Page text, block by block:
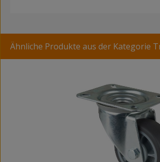
Ähnliche Produkte aus der Kategorie